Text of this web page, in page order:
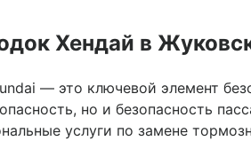
Хендай в
— это ключевой элемент
но и безопасность
услуги по замене